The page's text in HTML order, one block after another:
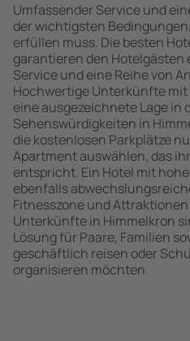
Umfassender Service und
der wichtigsten
erfüllen muss. Die besten
garantieren den Hotelgästen
Service und eine Reihe von
Hochwertige Unterkünfte
eine ausgezeichnete Lage in
Sehenswürdigkeiten in
die kostenlosen Parkplätze
Apartment auswählen, das
entspricht. Ein Hotel mit
ebenfalls
Fitnesszone und
Unterkünfte in Himmelkron
Lösung für Paare, Familien
geschäftlich reisen oder
organisieren möchten.